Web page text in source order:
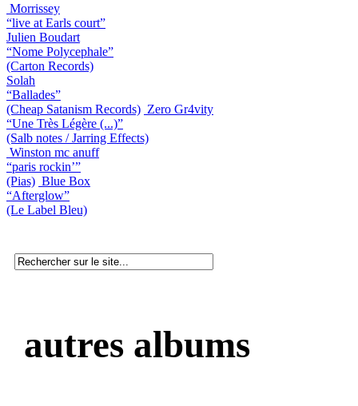
Morrissey
“live at Earls court”
Julien Boudart
“Nome Polycephale”
(Carton Records)
Solah
“Ballades”
(Cheap Satanism Records) Zero Gr4vity
“Une Très Légère (...)”
(Salb notes / Jarring Effects)
Winston mc anuff
“paris rockin’”
(Pias) Blue Box
“Afterglow”
(Le Label Bleu)
autres albums